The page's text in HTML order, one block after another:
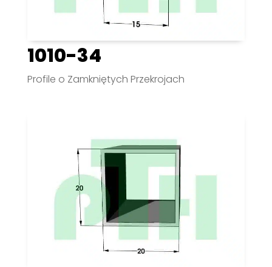
1010-34
Profile o Zamkniętych Przekrojach